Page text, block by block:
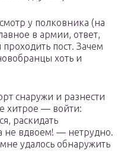
у полковника (на
в армии, ответ,
пост. Зачем
хоть и
снаружи и разнести
хитрое — войти:
раскидать
не вдвоем! — нетрудно.
удалось обнаружить